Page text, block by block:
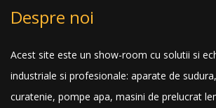
Despre noi
Acest site este un show-room cu solutii si
industriale si profesionale: aparate de
curatenie, pompe apa, masini de prelucrat